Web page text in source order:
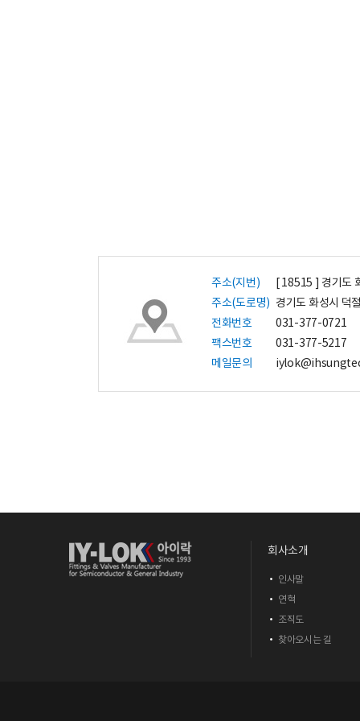
주소(지번)
[ 18515 ] 경기도
주소(도로명) 경기도 화성시 덕
전화번호
031-377-0721
팩스번호
031-377-5217
메일문의
회사소개
인사말
연혁
조직도
찾아오시는 길